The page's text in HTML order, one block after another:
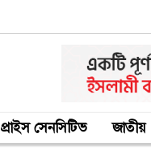
প্রাইস সেনসিটিভ জাতীয়